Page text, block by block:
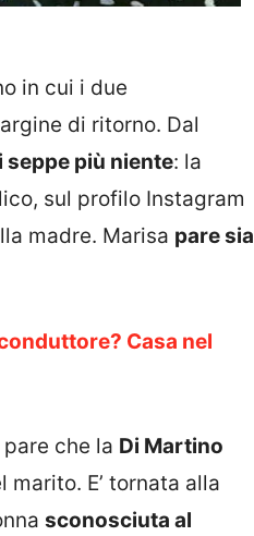
in cui i due
di ritorno. Dal
seppe più niente: la
sul profilo Instagram
madre. Marisa pare sia
Casa nel
che la Di Martino
E’ tornata alla
sconosciuta al